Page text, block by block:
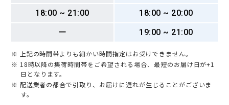
18:00 ~ 21:00
18:00 ~ 20:00
ー
19:00 ~ 21:00
※ 上記の時間帯よりも細かい時間指定はお受けできません。
※ 18時以降の集荷時間帯をご希望される場合、最短のお届け日が+1
日となります。
※ 配送業者の都合で引取り、お届けに遅れが生じることがございま
す。